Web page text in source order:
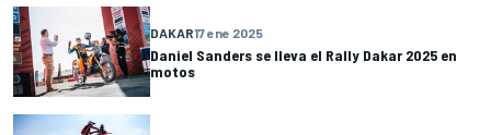
DAKAR17 ene 2025
Daniel Sanders se lleva el Rally Dakar 2025 en
motos